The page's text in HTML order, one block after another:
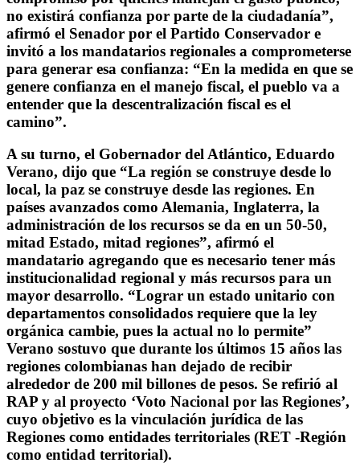
no existirá confianza por parte de la ciudadanía”,
afirmó el Senador por el Partido Conservador e
invitó a los mandatarios regionales a comprometerse
para generar esa confianza: “En la medida en que se
genere confianza en el manejo fiscal, el pueblo va a
entender que la descentralización fiscal es el
camino”.
A su turno, el Gobernador del Atlántico, Eduardo
Verano, dijo que “La región se construye desde lo
local, la paz se construye desde las regiones. En
países avanzados como Alemania, Inglaterra, la
administración de los recursos se da en un 50-50,
mitad Estado, mitad regiones”, afirmó el
mandatario agregando que es necesario tener más
institucionalidad regional y más recursos para un
mayor desarrollo. “Lograr un estado unitario con
departamentos consolidados requiere que la ley
orgánica cambie, pues la actual no lo permite”
Verano sostuvo que durante los últimos 15 años las
regiones colombianas han dejado de recibir
alrededor de 200 mil billones de pesos. Se refirió al
RAP y al proyecto ‘Voto Nacional por las Regiones’,
cuyo objetivo es la vinculación jurídica de las
Regiones como entidades territoriales (RET -Región
como entidad territorial).